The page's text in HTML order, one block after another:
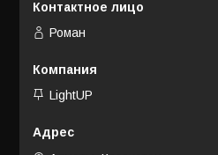
Роман
LightUP